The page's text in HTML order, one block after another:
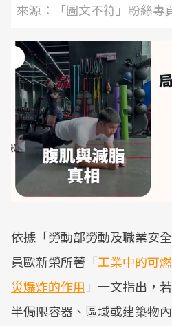
來源：「圖文不符」粉絲專
依據「勞動部勞動及職業安
員歐新榮所著「工業中的可
災爆炸的作用 」一文指出，
半侷限容器、區域或建築物